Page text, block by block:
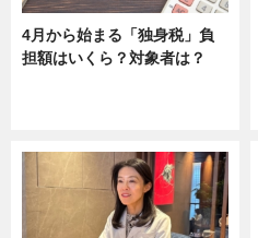
4月から始まる「独身税」負
担額はいくら？対象者は？